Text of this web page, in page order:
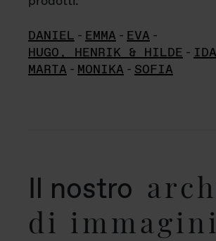
DANIEL - EMMA - EVA -
HUGO, HENRIK & HILDE - IDA
MARTA - MONIKA - SOFIA
Il nostro
di immagini